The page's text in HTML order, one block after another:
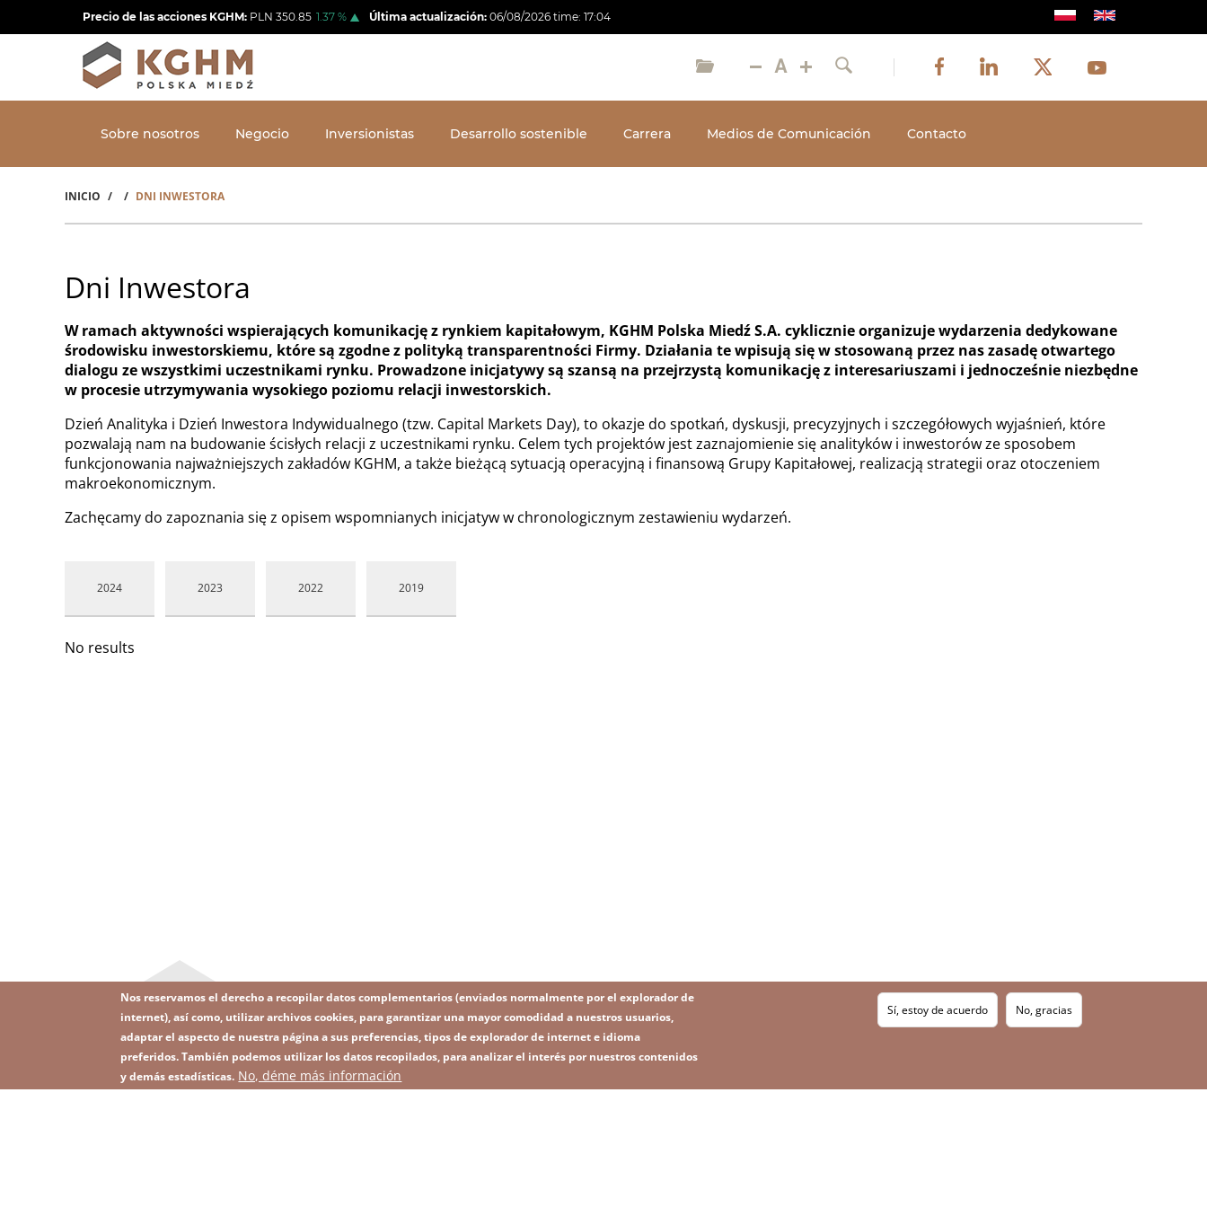
al
Precio de las acciones KGHM: PLN 350.85 1.37 % Última actualización: 06/08/2026 time: 17:04
Szukaj
Social
media
Facebook
Image
LinkedIn
Image
Twitter
Image
Youtube
Image
Sobre nosotros Negocio Inversionistas Desarrollo sostenible Carrera Medios de Comunicación Contacto
Sobrescribir
de
ayuda
a
la
navegación
INICIO DNI INWESTORA
Dni Inwestora
W ramach aktywności wspierających komunikację z rynkiem kapitałowym, KGHM Polska Miedź S.A. cyklicznie organizuje wydarzenia dedykowane
środowisku inwestorskiemu, które są zgodne z polityką transparentności Firmy. Działania te wpisują się w stosowaną przez nas zasadę otwartego
dialogu ze wszystkimi uczestnikami rynku. Prowadzone inicjatywy są szansą na przejrzystą komunikację z interesariuszami i jednocześnie niezbędne
w procesie utrzymywania wysokiego poziomu relacji inwestorskich.
Dzień Analityka i Dzień Inwestora Indywidualnego (tzw. Capital Markets Day), to okazje do spotkań, dyskusji, precyzyjnych i szczegółowych wyjaśnień, które
pozwalają nam na budowanie ścisłych relacji z uczestnikami rynku. Celem tych projektów jest zaznajomienie się analityków i inwestorów ze sposobem
funkcjonowania najważniejszych zakładów KGHM, a także bieżącą sytuacją operacyjną i finansową Grupy Kapitałowej, realizacją strategii oraz otoczeniem
makroekonomicznym.
Zachęcamy do zapoznania się z opisem wspomnianych inicjatyw w chronologicznym zestawieniu wydarzeń.
2024 2023 2022 2019
No results
FooterSuscríbase a nuestro Newsletter
Image IMAGE
Nos reservamos el derecho a recopilar datos complementarios (enviados normalmente por el explorador de
internet), así como, utilizar archivos cookies, para garantizar una mayor comodidad a nuestros usuarios,
adaptar el aspecto de nuestra página a sus preferencias, tipos de explorador de internet e idioma
preferidos. También podemos utilizar los datos recopilados, para analizar el interés por nuestros contenidos
y demás estadísticas. No, déme más información
Sí, estoy de acuerdo No, gracias